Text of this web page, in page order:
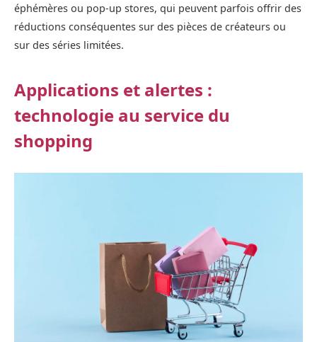
éphémères ou pop-up stores, qui peuvent parfois offrir des
réductions conséquentes sur des pièces de créateurs ou
sur des séries limitées.
Applications et alertes :
technologie au service du
shopping